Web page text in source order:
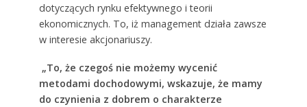
dotyczących rynku efektywnego i teorii
ekonomicznych. To, iż management działa zawsze
w interesie akcjonariuszy.
„To, że czegoś nie możemy wycenić
metodami dochodowymi, wskazuje, że mamy
do czynienia z dobrem o charakterze